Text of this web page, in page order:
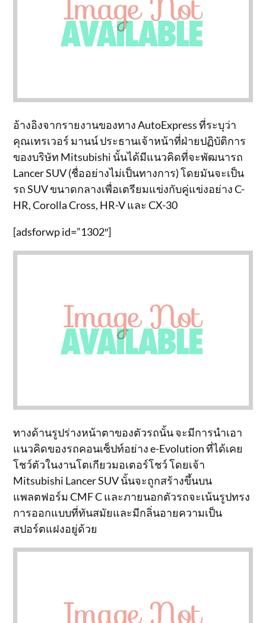
อ้างอิงจากรายงานของทาง AutoExpress ที่ระบุว่า
คุณเทรเวอร์ มานน์ ประธานเจ้าหน้าที่ฝ่ายปฏิบัติการ
ของบริษัท Mitsubishi นั้นได้มีแนวคิดที่จะพัฒนารถ
Lancer SUV (ชื่ออย่างไม่เป็นทางการ) โดยมันจะเป็น
รถ SUV ขนาดกลางเพื่อเตรียมแข่งกับคู่แข่งอย่าง C-
HR, Corolla Cross, HR-V และ CX-30
[adsforwp id=”1302″]
ทางด้านรูปร่างหน้าตาของตัวรถนั้น จะมีการนำเอา
แนวคิดของรถคอนเซ็ปท์อย่าง e-Evolution ที่ได้เคย
โชว์ตัวในงานโตเกียวมอเตอร์โชว์ โดยเจ้า
Mitsubishi Lancer SUV นั้นจะถูกสร้างขึ้นบน
แพลตฟอร์ม CMF C และภายนอกตัวรถจะเน้นรูปทรง
การออกแบบที่ทันสมัยและมีกลิ่นอายความเป็น
สปอร์ตแฝงอยู่ด้วย